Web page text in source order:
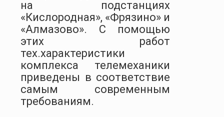
на подстанциях
«Кислородная», «Фрязино» и
«Алмазово». С помощью
этих работ
тех.характеристики
комплекса телемеханики
приведены в соответствие
самым современным
требованиям.